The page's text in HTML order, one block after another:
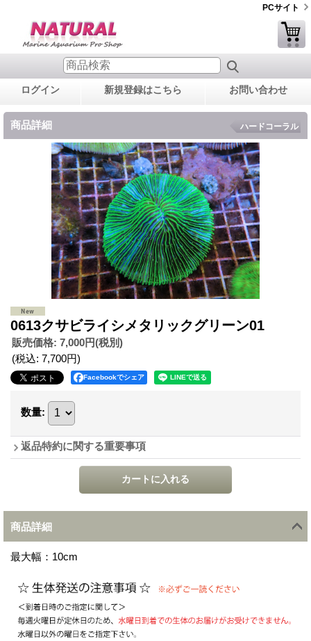
PCサイト
ログイン 新規登録はこちら お問い合わせ
商品詳細 ハードコーラル
0613クサビライシメタリックグリーン01
販売価格: 7,000円(税別)
(税込: 7,700円)
Facebookでシェア
数量:
返品特約に関する重要事項
商品詳細
最大幅：10cm